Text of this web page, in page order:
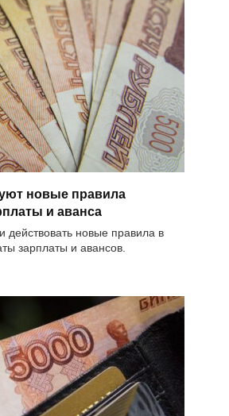
новые правила
и аванса
действовать новые правила в
зарплаты и авансов.